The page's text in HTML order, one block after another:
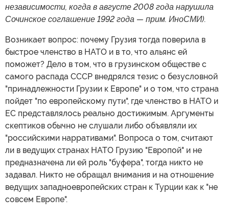
независимости, когда в августе 2008 года нарушила
Сочинское соглашение 1992 года — прим. ИноСМИ).
Возникает вопрос: почему Грузия тогда поверила в
быстрое членство в НАТО и в то, что альянс ей
поможет? Дело в том, что в грузинском обществе с
самого распада СССР внедрялся тезис о безусловной
"принадлежности Грузии к Европе" и о том, что страна
пойдет "по европейскому пути", где членство в НАТО и
ЕС представлялось реально достижимым. Аргументы
скептиков обычно не слушали либо объявляли их
"российскими нарративами". Вопроса о том, считают
ли в ведущих странах НАТО Грузию "Европой" и не
предназначена ли ей роль "буфера", тогда никто не
задавал. Никто не обращал внимания и на отношение
ведущих западноевропейских стран к Турции как к "не
совсем Европе".